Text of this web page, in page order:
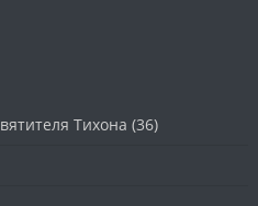
Тихона (36)